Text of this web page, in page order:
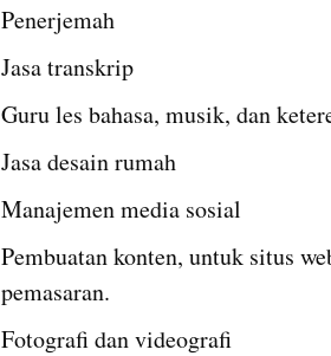
Penerjemah
Jasa transkrip
Guru les bahasa, musik, dan
Jasa desain rumah
Manajemen media sosial
Pembuatan konten, untuk situs
pemasaran.
Fotografi dan videografi